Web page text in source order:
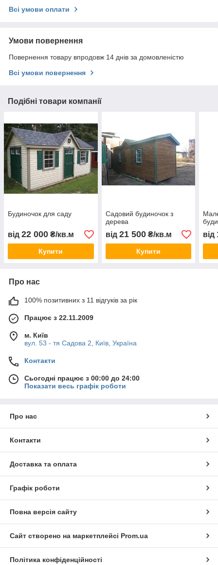
Всі умови оплати
Умови повернення
Повернення товару впродовж 14 днів за домовленістю
Всі умови повернення
Подібні товари компанії
Будиночок для саду
від 22 000 ₴/кв.м
Купити
Садовий будиночок з
дерева
від 21 500₴/кв.м
Купити
від
Про нас
100% позитивних з 11 відгуків за рік
Працює з 22.11.2009
м. Київ
вул. 53 - тя Садова 2, Київ, Україна
Контакти
Сьогодні працює з 00:00 до 24:00
Показати весь графік роботи
Про нас
Контакти
Доставка та оплата
Графік роботи
Повна версія сайту
Сайт створено на маркетплейсі Prom.ua
Політика конфіденційності